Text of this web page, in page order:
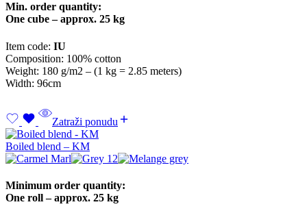
Min. order quantity:
One cube – approx. 25 kg
Item code: IU
Composition: 100% cotton
Weight: 180 g/m2 – (1 kg = 2.85 meters)
Width: 96cm
Zatraži ponudu
Boiled blend – KM
Minimum order quantity:
One roll – approx. 25 kg